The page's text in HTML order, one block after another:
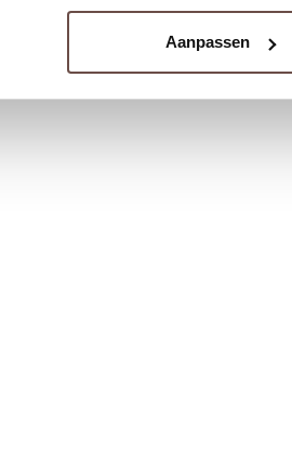
Aanpassen